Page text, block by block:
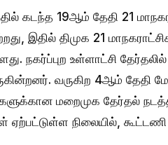
கடந்த 19ஆம் தேதி 21
இதில் திமுக 21
நகர்ப்புற உள்ளாட்சி
வருகிற 4ஆம் தேதி
மறைமுக தேர்தல்
ஏற்பட்டுள்ள நிலையில்,